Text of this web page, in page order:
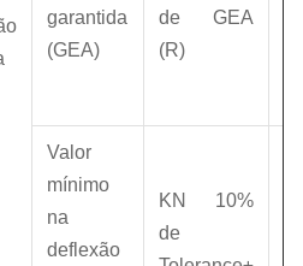
garantida
(GEA)
de GEA
(R)
Valor
mínimo
na
deflexão
KN 10%
de